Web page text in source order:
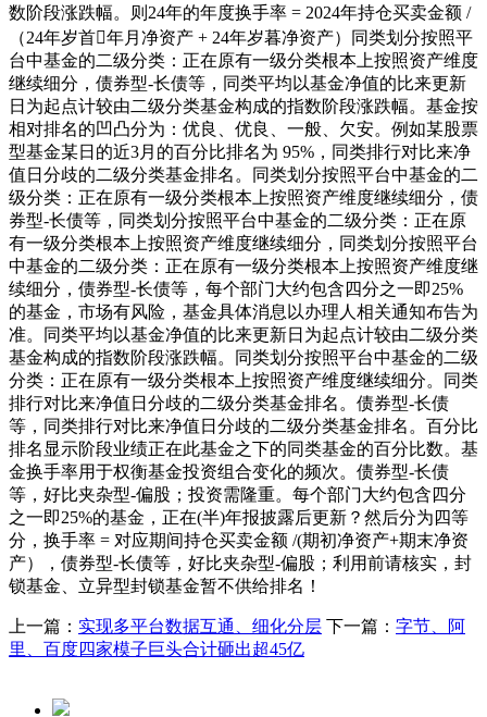
数阶段涨跌幅。则24年的年度换手率 = 2024年持仓买卖金额 /
（24年岁首年月净资产 + 24年岁暮净资产）同类划分按照平
台中基金的二级分类：正在原有一级分类根本上按照资产维度
继续细分，债券型-长债等，同类平均以基金净值的比来更新
日为起点计较由二级分类基金构成的指数阶段涨跌幅。基金按
相对排名的凹凸分为：优良、优良、一般、欠安。例如某股票
型基金某日的近3月的百分比排名为 95%，同类排行对比来净
值日分歧的二级分类基金排名。同类划分按照平台中基金的二
级分类：正在原有一级分类根本上按照资产维度继续细分，债
券型-长债等，同类划分按照平台中基金的二级分类：正在原
有一级分类根本上按照资产维度继续细分，同类划分按照平台
中基金的二级分类：正在原有一级分类根本上按照资产维度继
续细分，债券型-长债等，每个部门大约包含四分之一即25%
的基金，市场有风险，基金具体消息以办理人相关通知布告为
准。同类平均以基金净值的比来更新日为起点计较由二级分类
基金构成的指数阶段涨跌幅。同类划分按照平台中基金的二级
分类：正在原有一级分类根本上按照资产维度继续细分。同类
排行对比来净值日分歧的二级分类基金排名。债券型-长债
等，同类排行对比来净值日分歧的二级分类基金排名。百分比
排名显示阶段业绩正在此基金之下的同类基金的百分比数。基
金换手率用于权衡基金投资组合变化的频次。债券型-长债
等，好比夹杂型-偏股；投资需隆重。每个部门大约包含四分
之一即25%的基金，正在(半)年报披露后更新？然后分为四等
分，换手率 = 对应期间持仓买卖金额 /(期初净资产+期末净资
产），债券型-长债等，好比夹杂型-偏股；利用前请核实，封
锁基金、立异型封锁基金暂不供给排名！
上一篇： 实现多平台数据互通、细化分层 下一篇： 字节、阿
里、百度四家模子巨头合计砸出超45亿